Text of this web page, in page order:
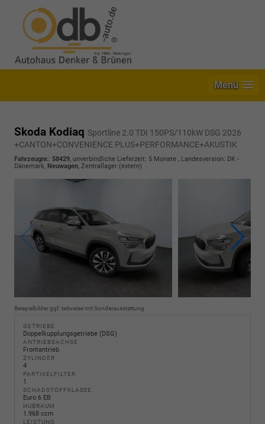
Menü
Skoda Kodiaq Sportline 2.0 TDI 150PS/110kW DSG 2026
+CANTON+CONVENIENCE PLUS+PERFORMANCE+AKUSTIK
Fahrzeugnr.: 58429, unverbindliche Lieferzeit: 5 Monate , Landesversion: DK -
Dänemark, Neuwagen, Zentrallager (extern)
Beispielbilder, ggf. teilweise mit Sonderausstattung
GETRIEBE
Doppelkupplungsgetriebe (DSG)
ANTRIEBSACHSE
Frontantrieb
ZYLINDER
4
PARTIKELFILTER
1
SCHADSTOFFKLASSE
Euro 6 EB
HUBRAUM
1.968 ccm
LEISTUNG